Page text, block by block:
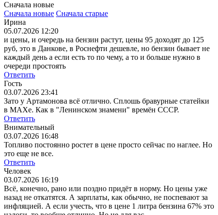
Сначала новые
Сначала новые Сначала старые
Ирина
05.07.2026 12:20
и цены, и очередь на бензин растут, цены 95 доходят до 125
руб, это в Данкове, в Роснефти дешевле, но бензин бывает не
каждый день а если есть то по чему, а то и больше нужно в
очереди простоять
Ответить
Гость
03.07.2026 23:41
Зато у Артамонова всё отлично. Сплошь бравурные статейки
в МАХе. Как в "Ленинском знамени" времён СССР.
Ответить
Внимательный
03.07.2026 16:48
Топливо постоянно ростет в цене просто сейчас по наглее. Но
это еще не все.
Ответить
Человек
03.07.2026 16:19
Всё, конечно, рано или поздно придёт в норму. Но цены уже
назад не откатятся. А зарплаты, как обычно, не поспевают за
инфляцией. А если учесть, что в цене 1 литра бензина 67% это